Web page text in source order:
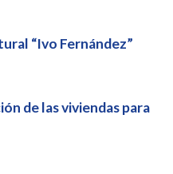
“Ivo Fernández”
de las viviendas para